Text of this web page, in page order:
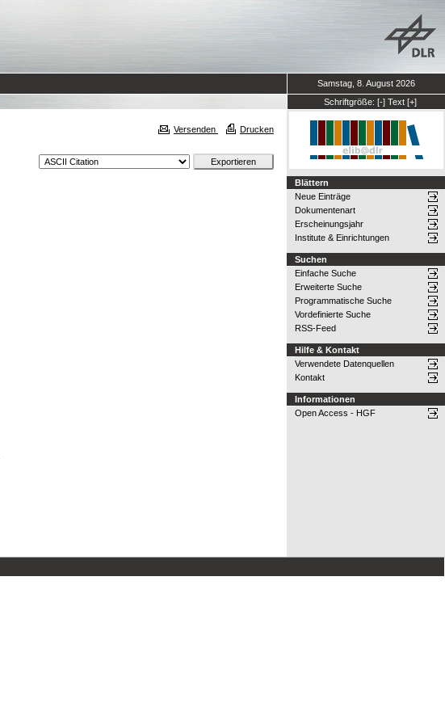
Samstag, 8. August 2026
Schriftgröße: [-] Text [+]
Versenden Drucken
Blättern
Neue Einträge
Dokumentenart
Erscheinungsjahr
Institute & Einrichtungen
Suchen
Einfache Suche
Erweiterte Suche
Programmatische Suche
Vordefinierte Suche
RSS-Feed
Hilfe & Kontakt
Verwendete Datenquellen
Kontakt
Informationen
Open Access - HGF